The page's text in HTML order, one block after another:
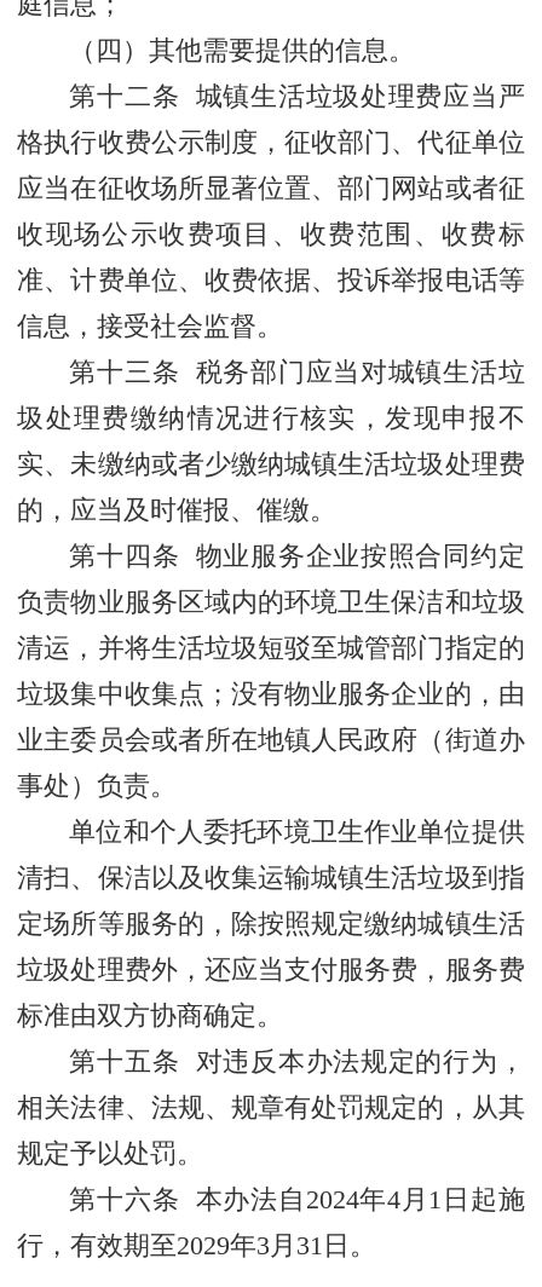
（四）其他需要提供的信息。
第十二条 城镇生活垃圾处理费应当严
格执行收费公示制度，征收部门、代征单位
应当在征收场所显著位置、部门网站或者征
收现场公示收费项目、收费范围、收费标
准、计费单位、收费依据、投诉举报电话等
信息，接受社会监督。
第十三条 税务部门应当对城镇生活垃
圾处理费缴纳情况进行核实，发现申报不
实、未缴纳或者少缴纳城镇生活垃圾处理费
的，应当及时催报、催缴。
第十四条 物业服务企业按照合同约定
负责物业服务区域内的环境卫生保洁和垃圾
清运，并将生活垃圾短驳至城管部门指定的
垃圾集中收集点；没有物业服务企业的，由
业主委员会或者所在地镇人民政府（街道办
事处）负责。
单位和个人委托环境卫生作业单位提供
清扫、保洁以及收集运输城镇生活垃圾到指
定场所等服务的，除按照规定缴纳城镇生活
垃圾处理费外，还应当支付服务费，服务费
标准由双方协商确定。
第十五条 对违反本办法规定的行为，
相关法律、法规、规章有处罚规定的，从其
规定予以处罚。
第十六条 本办法自2024年4月1日起施
行，有效期至2029年3月31日。